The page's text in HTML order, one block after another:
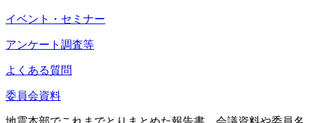
イベント・セミナー
アンケート調査等
よくある質問
委員会資料